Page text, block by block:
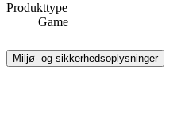
Produkttype
Game
Miljø- og sikkerhedsoplysninger